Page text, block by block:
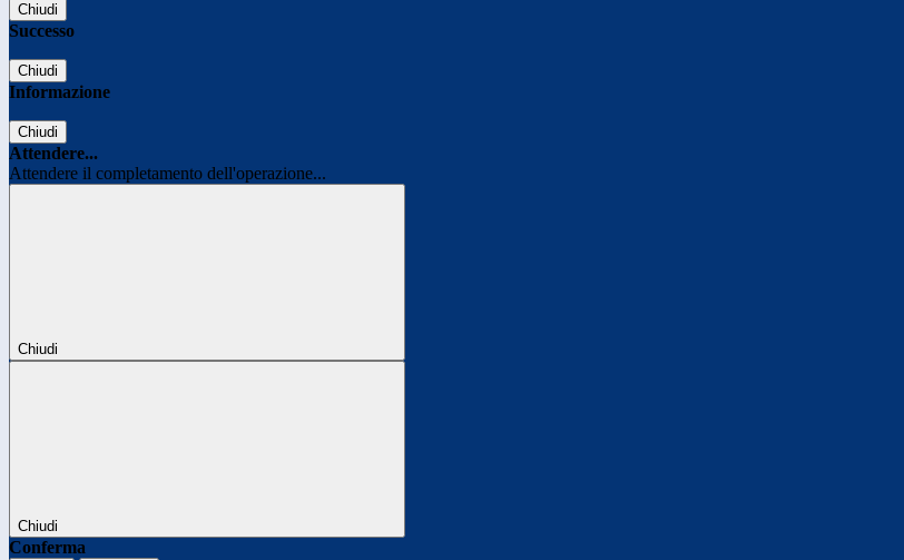
Chiudi
Successo
Chiudi
Informazione
Chiudi
Attendere...
Attendere il completamento dell'operazione...
Chiudi
Chiudi
Conferma